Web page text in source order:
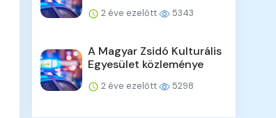
2 éve ezelőtt 5343
A Magyar Zsidó Kulturális
Egyesület közleménye
2 éve ezelőtt 5298